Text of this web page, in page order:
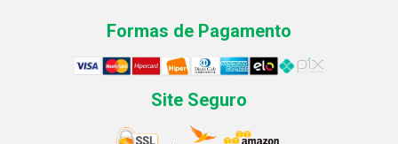
Formas de Pagamento
Site Seguro